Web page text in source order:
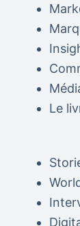
Le